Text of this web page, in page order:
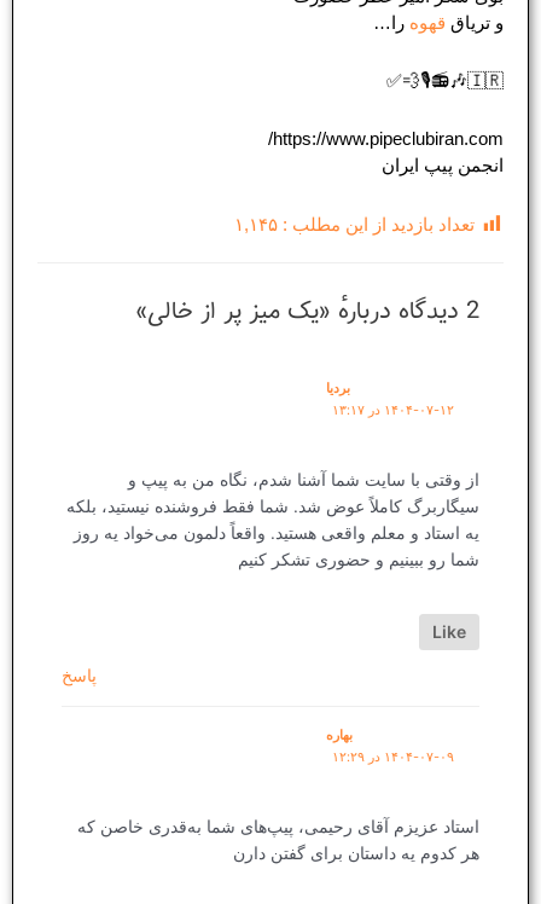
و تریاق قهوه را…
🇮🇷🎶📻🎙💨✅
https://www.pipeclubiran.com/
انجمن پیپ ایران
تعداد بازدید از این مطلب : ۱,۱۴۵
2 دیدگاه دربارهٔ «یک میز پر از خالی»
بردیا
۱۴۰۴-۰۷-۱۲ در ۱۳:۱۷
از وقتی با سایت شما آشنا شدم، نگاه من به پیپ و
سیگاربرگ کاملاً عوض شد. شما فقط فروشنده نیستید، بلکه
یه استاد و معلم واقعی هستید. واقعاً دلمون می‌خواد یه روز
شما رو ببینیم و حضوری تشکر کنیم
Like
پاسخ
بهاره
۱۴۰۴-۰۷-۰۹ در ۱۲:۲۹
استاد عزیزم آقای رحیمی، پیپ‌های شما به‌قدری خاصن که
هر کدوم یه داستان برای گفتن دارن